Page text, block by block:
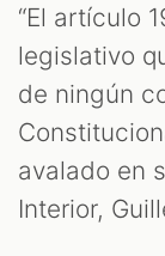
“El artículo
legislativo
de ningún
avalado en
Interior,